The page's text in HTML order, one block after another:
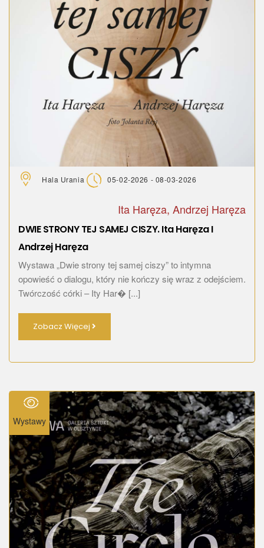
Hala Urania 05-02-2026 - 08-03-2026
Ita Haręza, Andrzej Haręza
DWIE STRONY TEJ SAMEJ CISZY. Ita Haręza I
Andrzej Haręza
Wystawa „Dwie strony tej samej ciszy” to intymna
opowieść o dialogu, który nie kończy się wraz z odejściem.
Twórczość córki – Ity Har� [...]
Zobacz Więcej
Wystawy